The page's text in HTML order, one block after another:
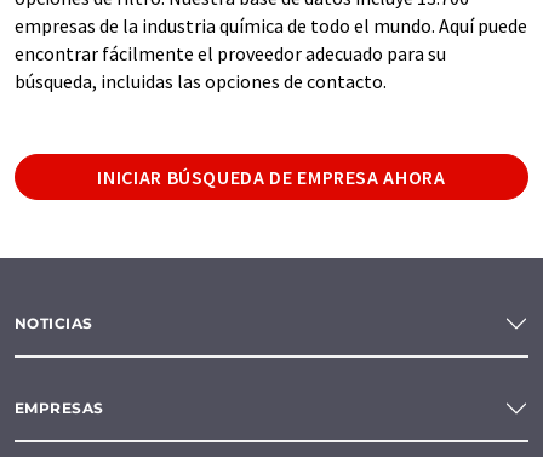
empresas de la industria química de todo el mundo. Aquí puede
encontrar fácilmente el proveedor adecuado para su
búsqueda, incluidas las opciones de contacto.
INICIAR BÚSQUEDA DE EMPRESA AHORA
NOTICIAS
EMPRESAS